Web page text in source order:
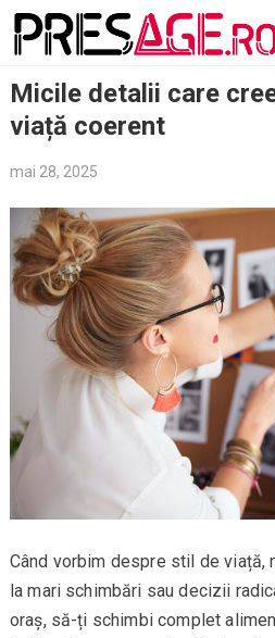
Skip
Micile detalii care
viață coerent
mai 28, 2025
Când vorbim despre stil de viață,
la mari schimbări sau decizii
oraș, să-ți schimbi complet